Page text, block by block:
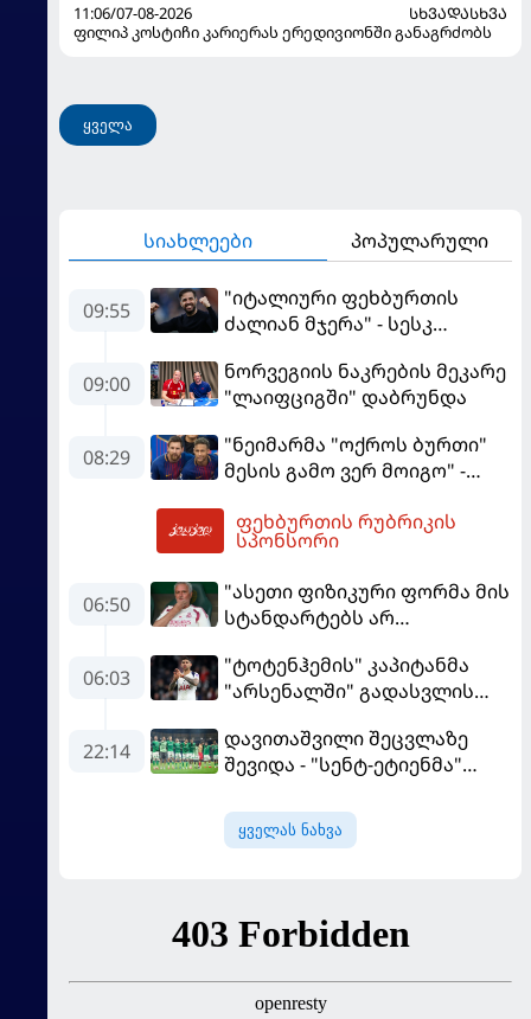
11:06/07-08-2026
ᲡᲮᲕᲐᲓᲐᲡᲮᲕᲐ
ფილიპ კოსტიჩი კარიერას ერედივიონში განაგრძობს
ყველა
სიახლეები პოპულარული
09:55
"იტალიური ფეხბურთის
ძალიან მჯერა" - სესკ
09:00
ნორვეგიის ნაკრების მეკარე
"ლაიფციგში" დაბრუნდა
08:29
"ნეიმარმა "ოქროს ბურთი"
მესის გამო ვერ მოიგო" -
აგენტი
ფეხბურთის რუბრიკის
სპონსორი
06:50
"ასეთი ფიზიკური ფორმა მის
სტანდარტებს არ
"რეალის" ახალწვეული
გააკრიტიკა
06:03
"ტოტენჰემის" კაპიტანმა
"არსენალში" გადასვლის
22:14
დავითაშვილი შეცვლაზე
შევიდა - "სენტ-ეტიენმა"
ყველას ნახვა